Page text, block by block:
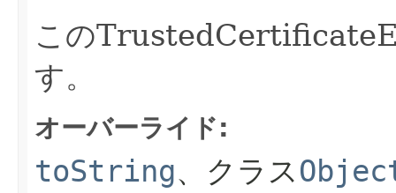
この
す。
オーバーライド:
toString、クラス